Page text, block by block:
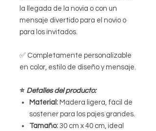
la llegada de la novia o con un
mensaje divertido para el novio o
para los invitados.
✅ Completamente personalizable
en color, estilo de diseño y mensaje.
⭐️ Detalles del producto:
Material: Madera ligera, fácil de
sostener para los pajes grandes.
Tamaño: 30 cm x 40 cm, ideal